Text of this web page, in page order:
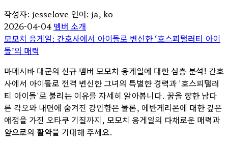
작성자: jesselove 언어: ja, ko
2026-04-04 멤버 소개
모모치 응게일: 간호사에서 아이돌로 변신한 ‘호스피탤러티 아이
돌’의 매력
마메시바 대군의 신규 멤버 모모치 응게일에 대한 심층 분석! 간호
사에서 아이돌로 전격 변신한 그녀의 특별한 경력과 '호스피탤러
티 아이돌'로 불리는 이유를 자세히 알아봅니다. 꿈을 향한 남다
른 각오와 내면에 숨겨진 강인함은 물론, 에반게리온에 대한 깊은
애정을 가진 오타쿠 기질까지, 모모치 응게일의 다채로운 매력과
앞으로의 활약을 기대해 주세요.